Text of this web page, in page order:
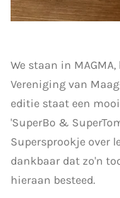
We staan in
Vereniging van
editie staat een
'SuperBo &
Supersprookje over
dankbaar dat zo'n
hieraan besteed.